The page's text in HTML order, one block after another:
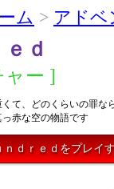
ム > アドベ
ｄ
ャー ]
て、どのくらいの罪な
赤な空の物語です
ｄｒｅｄをプレイ